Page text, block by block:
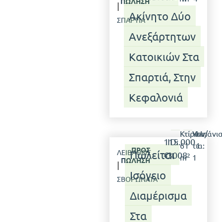
|
ΣΠΑΡΤΙΆ
Ακίνητο Δύο
Ανεξάρτητων
Κατοικιών Στα
Σπαρτιά, Στην
Κεφαλονιά
ΛΕΙΒΑΘΏΣ
|
ΣΒΟΡΩΝΆΤΑ
ΠΡΟΣ
ΠΏΛΗΣΗ
Πωλείται
Ισόγειο
Διαμέρισμα
Στα
115.000
€
ID:
3008
Κτίριο:
61
m2
Υπν/
τια:
1
1